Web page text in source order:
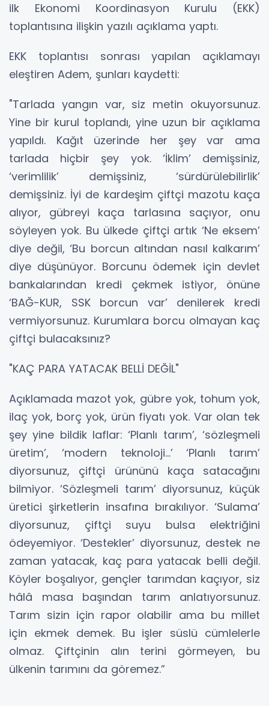
ilk Ekonomi Koordinasyon Kurulu (EKK)
toplantısına ilişkin yazılı açıklama yaptı.
EKK toplantısı sonrası yapılan açıklamayı
eleştiren Adem, şunları kaydetti:
"Tarlada yangın var, siz metin okuyorsunuz.
Yine bir kurul toplandı, yine uzun bir açıklama
yapıldı. Kağıt üzerinde her şey var ama
tarlada hiçbir şey yok. ‘İklim’ demişsiniz,
‘verimlilik’ demişsiniz, ‘sürdürülebilirlik’
demişsiniz. İyi de kardeşim çiftçi mazotu kaça
alıyor, gübreyi kaça tarlasına saçıyor, onu
söyleyen yok. Bu ülkede çiftçi artık ‘Ne eksem’
diye değil, ‘Bu borcun altından nasıl kalkarım’
diye düşünüyor. Borcunu ödemek için devlet
bankalarından kredi çekmek istiyor, önüne
‘BAĞ-KUR, SSK borcun var’ denilerek kredi
vermiyorsunuz. Kurumlara borcu olmayan kaç
çiftçi bulacaksınız?
"KAÇ PARA YATACAK BELLİ DEĞİL"
Açıklamada mazot yok, gübre yok, tohum yok,
ilaç yok, borç yok, ürün fiyatı yok. Var olan tek
şey yine bildik laflar: ‘Planlı tarım’, ‘sözleşmeli
üretim’, ‘modern teknoloji...’ ‘Planlı tarım’
diyorsunuz, çiftçi ürününü kaça satacağını
bilmiyor. ‘Sözleşmeli tarım’ diyorsunuz, küçük
üretici şirketlerin insafına bırakılıyor. ‘Sulama’
diyorsunuz, çiftçi suyu bulsa elektriğini
ödeyemiyor. ‘Destekler’ diyorsunuz, destek ne
zaman yatacak, kaç para yatacak belli değil.
Köyler boşalıyor, gençler tarımdan kaçıyor, siz
hâlâ masa başından tarım anlatıyorsunuz.
Tarım sizin için rapor olabilir ama bu millet
için ekmek demek. Bu işler süslü cümlelerle
olmaz. Çiftçinin alın terini görmeyen, bu
ülkenin tarımını da göremez.”